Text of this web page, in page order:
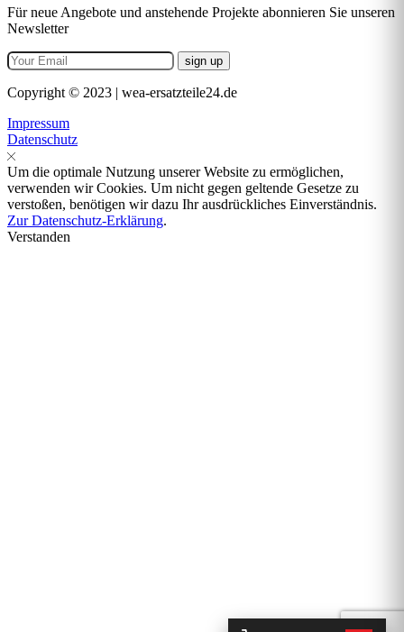
Für neue Angebote und anstehende Projekte abonnieren Sie unseren
Newsletter
Copyright © 2023 | wea-ersatzteile24.de
Impressum
Datenschutz
Um die optimale Nutzung unserer Website zu ermöglichen,
verwenden wir Cookies. Um nicht gegen geltende Gesetze zu
verstoßen, benötigen wir dazu Ihr ausdrückliches Einverständnis.
Zur Datenschutz-Erklärung.
Verstanden